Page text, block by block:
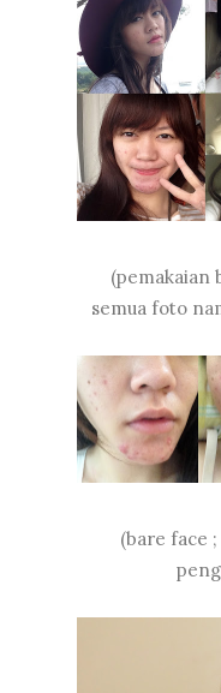
(pemakaian
semua foto
(bare face